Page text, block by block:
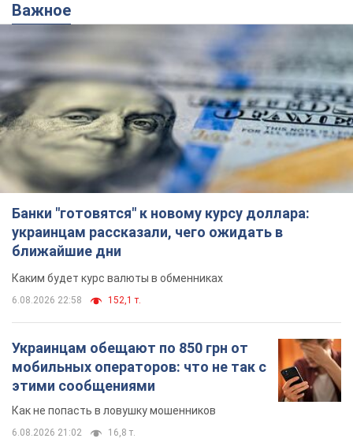
Важное
Банки "готовятся" к новому курсу доллара:
украинцам рассказали, чего ожидать в
ближайшие дни
Каким будет курс валюты в обменниках
6.08.2026 22:58 152,1 т.
Украинцам обещают по 850 грн от
мобильных операторов: что не так с
этими сообщениями
Как не попасть в ловушку мошенников
6.08.2026 21:02 16,8 т.